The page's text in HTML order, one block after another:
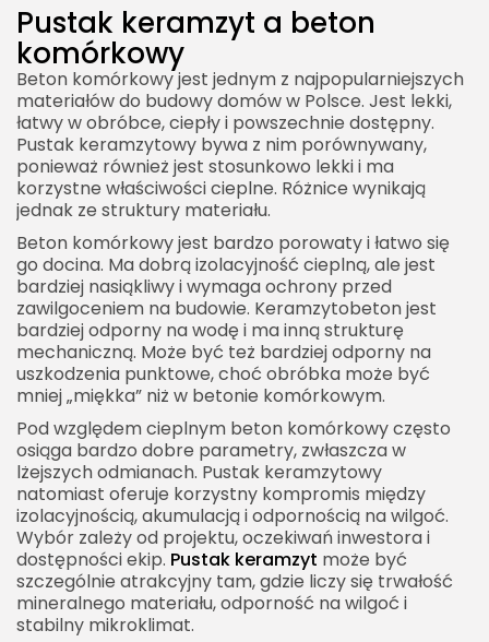
Pustak keramzyt a beton
komórkowy
Beton komórkowy jest jednym z najpopularniejszych
materiałów do budowy domów w Polsce. Jest lekki,
łatwy w obróbce, ciepły i powszechnie dostępny.
Pustak keramzytowy bywa z nim porównywany,
ponieważ również jest stosunkowo lekki i ma
korzystne właściwości cieplne. Różnice wynikają
jednak ze struktury materiału.
Beton komórkowy jest bardzo porowaty i łatwo się
go docina. Ma dobrą izolacyjność cieplną, ale jest
bardziej nasiąkliwy i wymaga ochrony przed
zawilgoceniem na budowie. Keramzytobeton jest
bardziej odporny na wodę i ma inną strukturę
mechaniczną. Może być też bardziej odporny na
uszkodzenia punktowe, choć obróbka może być
mniej „miękka” niż w betonie komórkowym.
Pod względem cieplnym beton komórkowy często
osiąga bardzo dobre parametry, zwłaszcza w
lżejszych odmianach. Pustak keramzytowy
natomiast oferuje korzystny kompromis między
izolacyjnością, akumulacją i odpornością na wilgoć.
Wybór zależy od projektu, oczekiwań inwestora i
dostępności ekip. Pustak keramzyt może być
szczególnie atrakcyjny tam, gdzie liczy się trwałość
mineralnego materiału, odporność na wilgoć i
stabilny mikroklimat.